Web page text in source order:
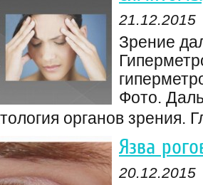
21.12.2015
Зрение
Фото.
органов зрения.
Язва
20.12.2015